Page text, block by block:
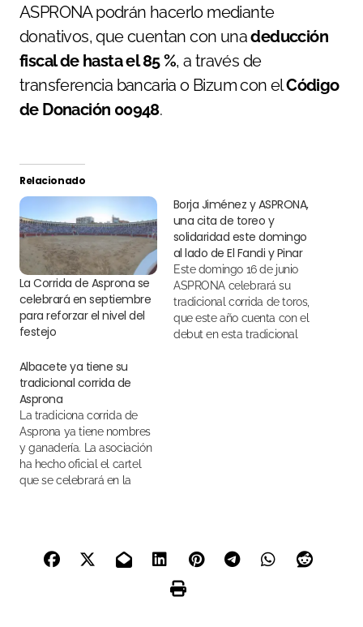
ASPRONA podrán hacerlo mediante
donativos, que cuentan con unadeducción
fiscal de hasta el 85 %, a través de
transferencia bancaria o Bizum con elCódigo
de Donación 00948.
Relacionado
La Corrida de Asprona se
celebrará en septiembre
para reforzar el nivel del
festejo
Borja Jiménez y ASPRONA,
una cita de toreo y
solidaridad este domingo
al lado de El Fandi y Pinar
Este domingo 16 de junio
ASPRONA celebrará su
tradicional corrida de toros,
que este año cuenta con el
debut en esta tradicional
Albacete ya tiene su
tradicional corrida de
Asprona
Asprona ya tiene nombres
y ganadería. La asociación
ha hecho oficial el cartel
que se celebrará en la